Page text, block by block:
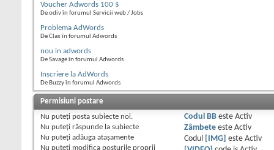
Voucher Adwords 100 $
De odiv în forumul Servicii web / Jobs
Problema AdWords
De Clax în forumul Adwords
nou in adwords
De Savage în forumul Adwords
Inscriere la AdWords
De Buzzy în forumul Adwords
Permisiuni postare
Nu puteţi posta subiecte noi.
Nu puteţi răspunde la subiecte
Nu puteţi adăuga ataşamente
Nu puteţi modifica posturile proprii
Codul BBeste Activ
Zâmbeteeste Activ
Codul
[IMG] este Activ